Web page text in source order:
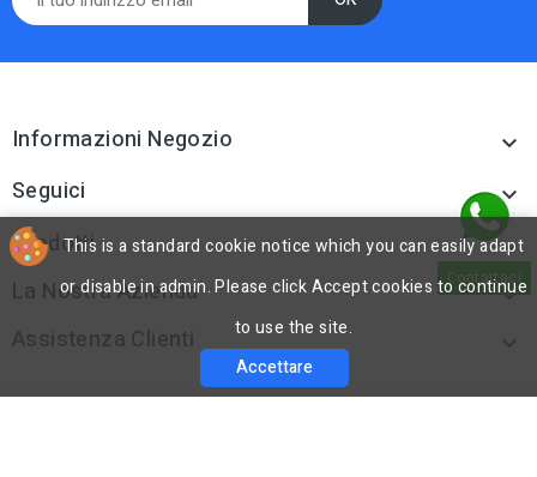
Informazioni Negozio 
Seguici 
Prodotti 
La Nostra Azienda 
Assistenza Clienti 
This is a standard cookie notice which you can easily adapt
or disable in admin. Please click Accept cookies to continue
to use the site.
Accettare
Contattaci